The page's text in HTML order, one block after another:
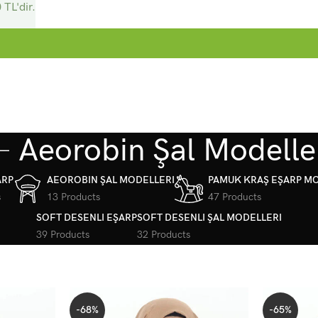
Aeorobin Şal
AEOROBIN ŞAL MODELLERI
13 Products
PAMUK KRAŞ EŞARP
47 Products
SOFT DESENLI EŞARP
39 Products
SOFT DESENLI ŞAL MODELLERI
32 Products
-68% -65%
TL'dir.